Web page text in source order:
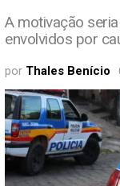
A motivação
envolvidos por
por Thales Benício